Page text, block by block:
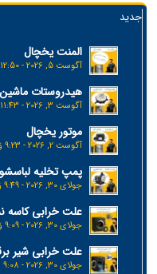
جدید
المنت یخچال
آگوست 5, 2026 - 12:50 ب.ظ
هیدروستات
آگوست 3, 2026 - 11:43 ق.ظ
موتور یخچال
آگوست 2, 2026 - 9:23 ق.ظ
پمپ تخلیه
جولای 30, 2026 - 9:49 ق.ظ
علت خرابی کاسه
جولای 30, 2026 - 9:09 ق.ظ
علت خرابی شیر
جولای 30, 2026 - 9:08 ق.ظ